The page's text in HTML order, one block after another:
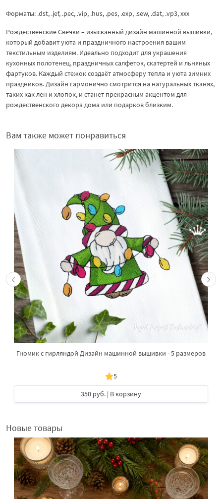
Форматы: .dst, .jef, .pec, .vip, .hus, .pes, .exp, .sew, .dat, .vp3, xxx
Рождественские Свечки – изысканный дизайн машинной вышивки,
который добавит уюта и праздничного настроения вашим
текстильным изделиям. Идеально подходит для украшения
кухонных полотенец, праздничных салфеток, скатертей и льняных
фартуков. Каждый стежок создаёт атмосферу тепла и уюта зимних
праздников. Дизайн гармонично смотрится на натуральных тканях,
таких как лен и хлопок, и станет прекрасным акцентом для
рождественского декора дома или подарков близким.
Вам также может понравиться
Гномик с гирляндой Дизайн машинной вышивки - 5 размеров
5
350 руб. | В корзину
Новые товары